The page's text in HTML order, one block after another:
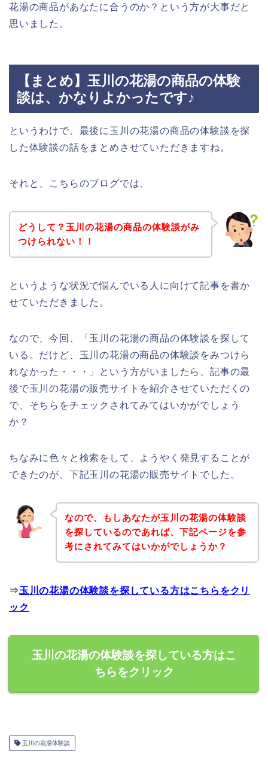
花湯の商品があなたに合うのか？という方が大事だと
思いました。
【まとめ】玉川の花湯の商品の体験
談は、かなりよかったです♪
というわけで、最後に玉川の花湯の商品の体験談を探
した体験談の話をまとめさせていただきますね。
それと、こちらのブログでは、
どうして？玉川の花湯の商品の体験談がみ
つけられない！！
というような状況で悩んでいる人に向けて記事を書か
せていただきました。
なので、今回、「玉川の花湯の商品の体験談を探して
いる。だけど、玉川の花湯の商品の体験談をみつけら
れなかった・・・」という方がいましたら、記事の最
後で玉川の花湯の販売サイトを紹介させていただくの
で、そちらをチェックされてみてはいかがでしょう
か？
ちなみに色々と検索をして、ようやく発見することが
できたのが、下記玉川の花湯の販売サイトでした。
なので、もしあなたが玉川の花湯の体験談
を探しているのであれば、下記ページを参
考にされてみてはいかがでしょうか？
⇒玉川の花湯の体験談を探している方はこちらをクリ
ック
玉川の花湯の体験談を探している方はこ
ちらをクリック
玉川の花湯体験談